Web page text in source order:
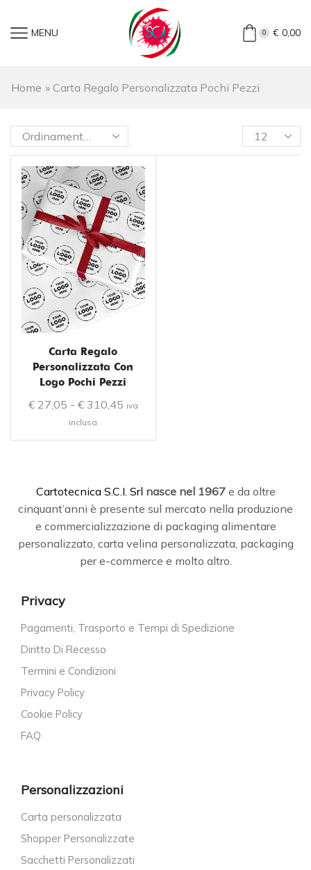
MENU 0 €0,00
Home » Carta Regalo Personalizzata Pochi Pezzi
Carta Regalo
Personalizzata Con
Logo Pochi Pezzi
€27,05 - €310,45 iva
inclusa
Cartotecnica S.C.I. Srl nasce nel 1967e da oltre
cinquant’anni è presente sul mercato nella produzione
e commercializzazione di packaging alimentare
personalizzato, carta velina personalizzata, packaging
per e-commerce e molto altro.
Privacy
Pagamenti, Trasporto e Tempi di Spedizione
Diritto Di Recesso
Termini e Condizioni
Privacy Policy
Cookie Policy
FAQ
Personalizzazioni
Carta personalizzata
Shopper Personalizzate
Sacchetti Personalizzati